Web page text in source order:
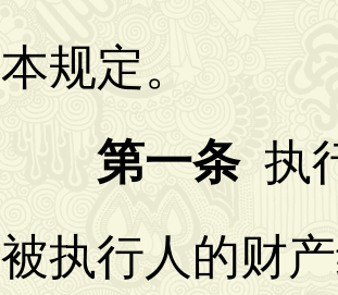
本规定。
第一条 执
被执行人的财